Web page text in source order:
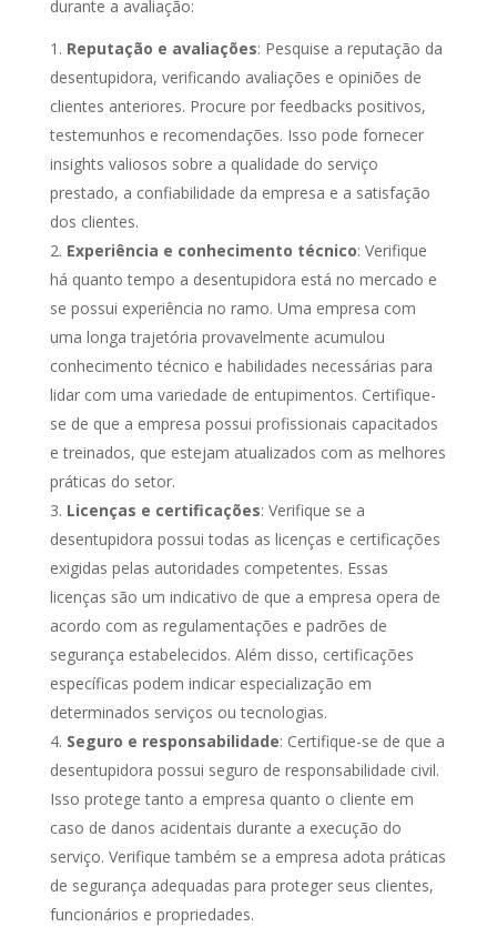
durante a avaliação:
Reputação e avaliações: Pesquise a reputação da
desentupidora, verificando avaliações e opiniões de
clientes anteriores. Procure por feedbacks positivos,
testemunhos e recomendações. Isso pode fornecer
insights valiosos sobre a qualidade do serviço
prestado, a confiabilidade da empresa e a satisfação
dos clientes.
Experiência e conhecimento técnico: Verifique
há quanto tempo a desentupidora está no mercado e
se possui experiência no ramo. Uma empresa com
uma longa trajetória provavelmente acumulou
conhecimento técnico e habilidades necessárias para
lidar com uma variedade de entupimentos. Certifique-
se de que a empresa possui profissionais capacitados
e treinados, que estejam atualizados com as melhores
práticas do setor.
Licenças e certificações: Verifique se a
desentupidora possui todas as licenças e certificações
exigidas pelas autoridades competentes. Essas
licenças são um indicativo de que a empresa opera de
acordo com as regulamentações e padrões de
segurança estabelecidos. Além disso, certificações
específicas podem indicar especialização em
determinados serviços ou tecnologias.
Seguro e responsabilidade: Certifique-se de que a
desentupidora possui seguro de responsabilidade civil.
Isso protege tanto a empresa quanto o cliente em
caso de danos acidentais durante a execução do
serviço. Verifique também se a empresa adota práticas
de segurança adequadas para proteger seus clientes,
funcionários e propriedades.